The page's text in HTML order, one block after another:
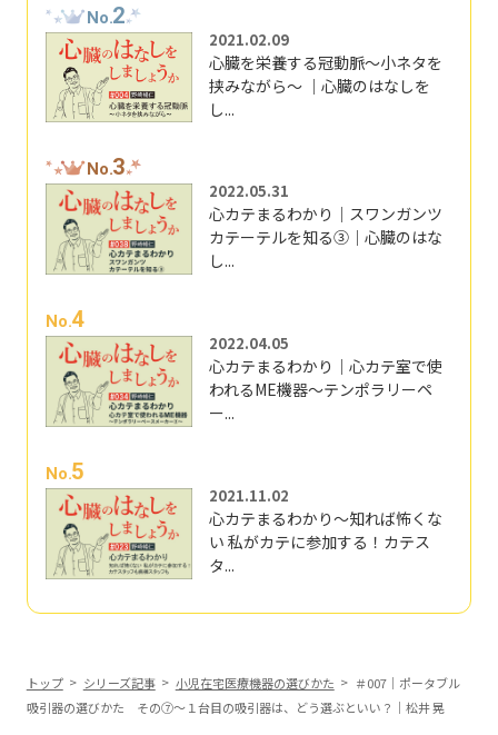
No.2
2021.02.09
心臓を栄養する冠動脈～小ネタを
挟みながら～ ｜心臓のはなしを
し...
No.3
2022.05.31
心カテまるわかり｜スワンガンツ
カテーテルを知る③｜心臓のはな
し...
No.4
2022.04.05
心カテまるわかり｜心カテ室で使
われるME機器～テンポラリーペ
ー...
No.5
2021.11.02
心カテまるわかり～知れば怖くな
い 私がカテに参加する！カテス
タ...
トップ シリーズ記事 小児在宅医療機器の選びかた
＃007｜ポータブル
吸引器の選びかた その⑦～１台目の吸引器は、どう選ぶといい？｜松井 晃